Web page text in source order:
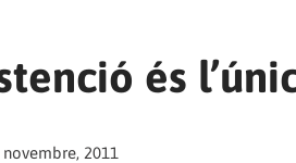
és
2011